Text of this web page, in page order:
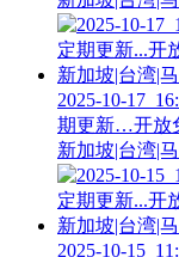
2025-10-
期更新…开放
新加坡|台湾|
2025-10-